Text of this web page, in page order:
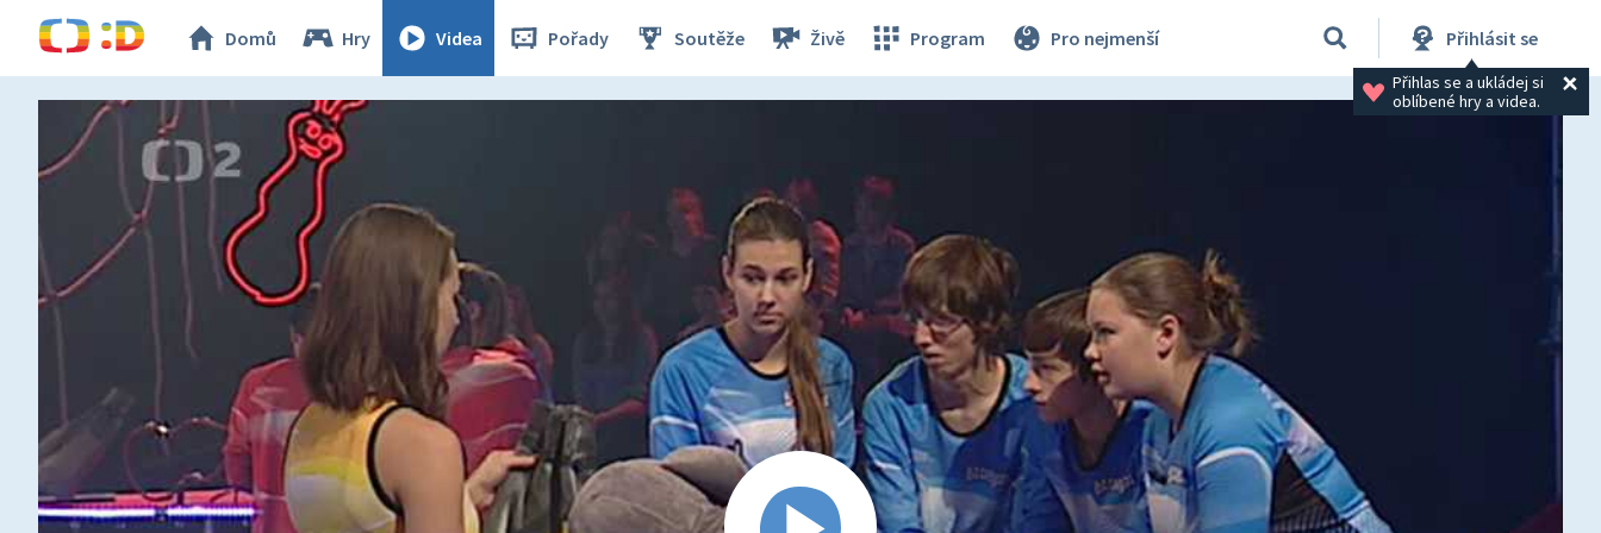
Domů Hry Videa Pořady Soutěže Živě Program Pro nejmenší Přihlásit se
Přihlas se a ukládej si
oblíbené hry a videa.